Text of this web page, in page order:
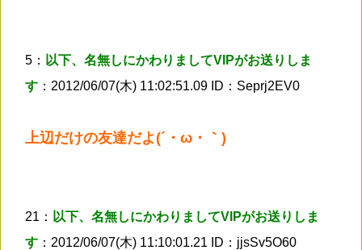
5： 以下、名無しにかわりましてVIPがお送りしま
す ：2012/06/07(木) 11:02:51.09 ID：Seprj2EV0
上辺だけの友達だよ(´・ω・｀)
21： 以下、名無しにかわりましてVIPがお送りしま
す ：2012/06/07(木) 11:10:01.21 ID：jjsSv5O60